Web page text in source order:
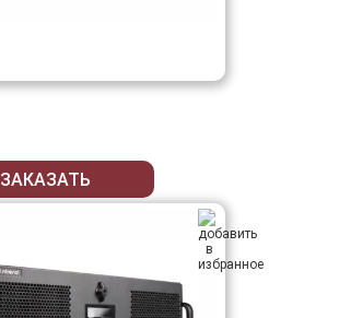
ЗАКАЗАТЬ